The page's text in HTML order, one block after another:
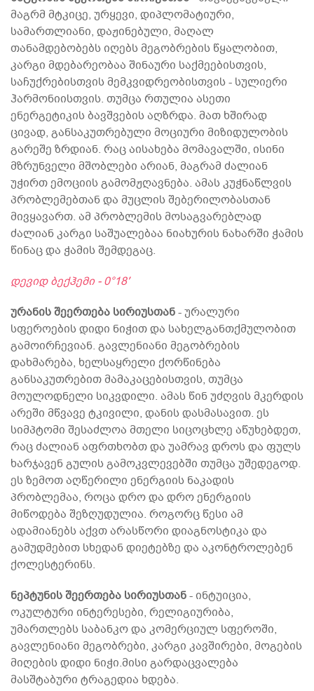
მაგრმ მტკიცე, ურყევი, დიპლომატიური,
სამართლიანი, დაჟინებული, მაღალ
თანამდებობებს იღებს მეგობრების წყალობით,
კარგი მდებარეობაა შინაური საქმეებისთვის,
საჩუქრებისთვის მემკვიდრეობისთვის - სულიერი
ჰარმონიისთვის. თუმცა რთულია ასეთი
ენერგეტიკის ბავშვების აღზრდა. მათ ხშირად
ცივად, განსაკუთრებული მოციური მიზიდულობის
გარეშე ზრდიან. რაც აისახება მომავალში, ისინი
მზრუნველი მშობლები არიან, მაგრამ ძალიან
უჭირთ ემოციის გამომჟღავნება. ამას კუჭნაწლვის
პრობლემებთან და მუცლის შებერილობასთან
მივყავართ. ამ პრობლემის მოსაგვარებლად
ძალიან კარგი საშუალებაა ნიახურის ნახარში ჭამის
წინაც და ჭამის შემდეგაც.
დევიდ ბექჰემი - 0°18′
ურანის შეერთება სირიუსთან- ურალური
სფეროების დიდი ნიჭით და სახელგანთქმულობით
გამოირჩევიან. გავლენიანი მეგობრების
დახმარება, ხელსაყრელი ქორწინება
განსაკუთრებით მამაკაცებისთვის, თუმცა
მოულოდნელი სიკვდილი. ამას წინ უძღვის მკერდის
არეში მწვავე ტკივილი, დანის დასმასავით. ეს
სიმპტომი შესაძლოა მთელი სიცოცხლე აწუხებდეთ,
რაც ძალიან აფრთხობთ და უამრავ დროს და ფულს
ხარჯავენ გულის გამოკვლევებში თუმცა უშედეგოდ.
ეს ზემოთ აღწერილი ენერგიის ნაკადის
პრობლემაა, როცა დრო და დრო ენერგიის
მიწოდება შეზღუდულია. როგორც წესი ამ
ადამიანებს აქვთ არასწორი დიაგნოსტიკა და
გამუდმებით სხედან დიეტებზე და აკონტროლებენ
ქოლესტერინს.
ნეპტუნის შეერთება სირიუსთან- ინტუიცია,
ოკულტური ინტერესები, რელიგიურიბა,
უმართლებს საბანკო და კომერციულ სფეროში,
გავლენიანი მეგობრები, კარგი კავშირები, მოგების
მიღების დიდი ნიჭი.მისი გარდაცვალება
მასშტაბური ტრაგედია ხდება.